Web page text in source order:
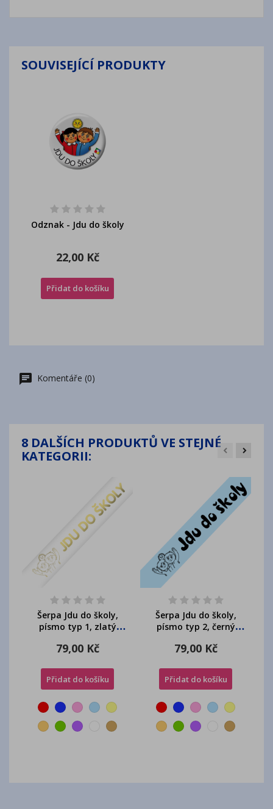
SOUVISEJÍCÍ PRODUKTY
Odznak - Jdu do školy
22,00 Kč
Přidat do košíku
Komentáře (0)
8 DALŠÍCH PRODUKTŮ VE STEJNÉ
KATEGORII:
Šerpa Jdu do školy,
písmo typ 1, zlatý
79,00 Kč
Přidat do košíku
Šerpa Jdu do školy,
písmo typ 2, černý
79,00 Kč
Přidat do košíku